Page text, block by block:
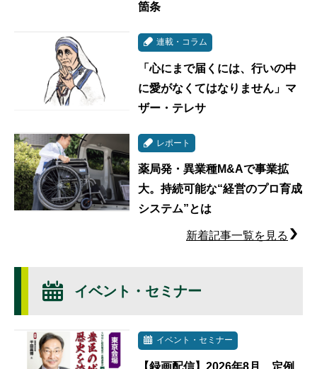
箇条
連載・コラム
「心にまで届くには、行いの中
に愛がなくてはなりません」マ
ザー・テレサ
レポート
薬局発・異業種M&Aで事業拡
大。持続可能な“経営のプロ育成
システム”とは
新着記事一覧を見る
イベント・セミナー
イベント・セミナー
【録画配信】2026年8月 定例